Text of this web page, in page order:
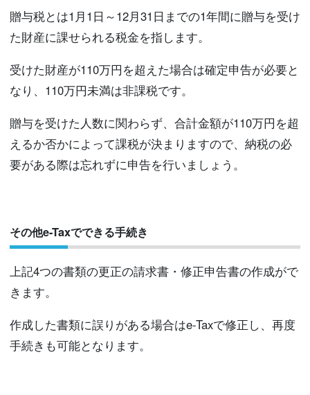
贈与税とは1月1日～12月31日までの1年間に贈与を受け
た財産に課せられる税金を指します。
受けた財産が110万円を超えた場合は確定申告が必要と
なり、110万円未満は非課税です。
贈与を受けた人数に関わらず、合計金額が110万円を超
えるか否かによって課税が決まりますので、納税の必
要がある際は忘れずに申告を行いましょう。
その他e-Taxでできる手続き
上記4つの書類の更正の請求書・修正申告書の作成がで
きます。
作成した書類に誤りがある場合はe-Taxで修正し、再度
手続きも可能となります。